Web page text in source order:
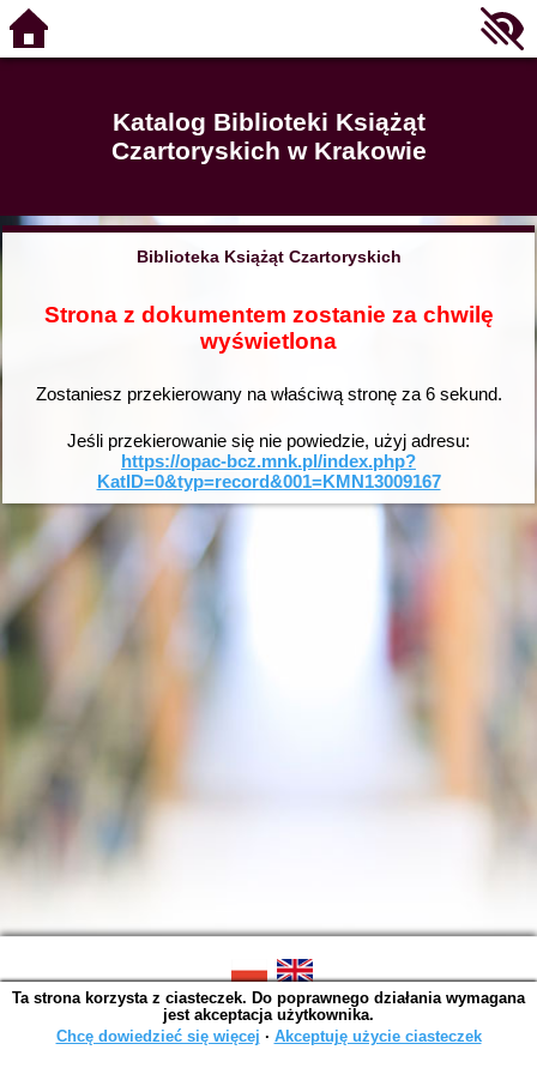
Katalog Biblioteki Książąt
Czartoryskich w Krakowie
Biblioteka Książąt Czartoryskich
Strona z dokumentem zostanie za chwilę
wyświetlona
Zostaniesz przekierowany na właściwą stronę za 6sekund.
Jeśli przekierowanie się nie powiedzie, użyj adresu:
https://opac-bcz.mnk.pl/index.php?
KatID=0&typ=record&001=KMN13009167
SOWA OPAC v. 6.11.10 (2026-07-24)
Wygenerowano w 0,0015 s.
Ta strona korzysta z ciasteczek. Do poprawnego działania wymagana
jest akceptacja użytkownika.
Chcę dowiedzieć się więcej ∙ Akceptuję użycie ciasteczek